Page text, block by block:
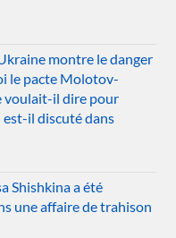
montre le danger
le pacte Molotov-
voulait-il dire pour
est-il discuté dans
Shishkina a été
une affaire de trahison